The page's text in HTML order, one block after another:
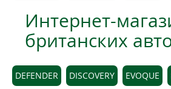
Интернет-
британских
DEFENDER DISCOVERY EVOQUE